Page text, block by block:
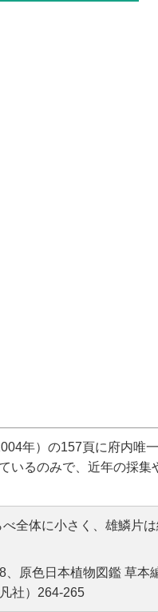
年）の157頁に府内唯
いるのみで、近年の採集
全体に小さく、雄鱗片
原色日本植物図鑑 草本
社）264-265